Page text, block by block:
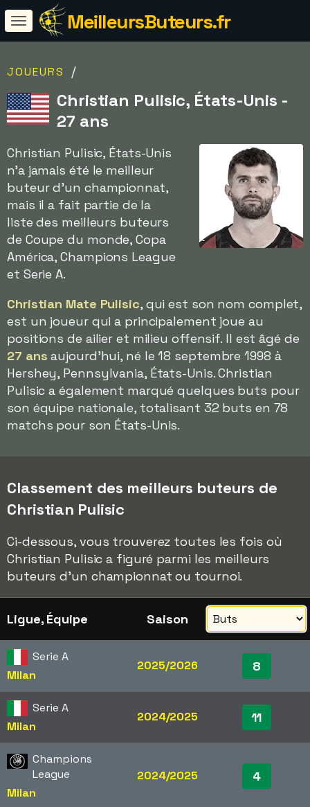
MeilleursButeurs.fr
JOUEURS /
Christian Pulisic, États-Unis -
27 ans
Christian Pulisic, États-Unis
n'a jamais été le meilleur
buteur d'un championnat,
mais il a fait partie de la
liste des meilleurs buteurs
de Coupe du monde, Copa
América, Champions League
et Serie A.
Christian Mate Pulisic, qui est son nom complet,
est un joueur qui a principalement joue au
positions de ailier et milieu offensif. Il est âgé de
27 ans aujourd'hui, né le 18 septembre 1998 à
Hershey, Pennsylvania, États-Unis. Christian
Pulisic a également marqué quelques buts pour
son équipe nationale, totalisant 32 buts en 78
matchs pour son États-Unis.
Classement des meilleurs buteurs de
Christian Pulisic
Ci-dessous, vous trouverez toutes les fois où
Christian Pulisic a figuré parmi les meilleurs
buteurs d'un championnat ou tournoi.
Ligue, Équipe Saison
Serie A
Milan
2025/2026 8
Serie A
Milan
2024/2025 11
Champions
League
Milan
2024/2025 4